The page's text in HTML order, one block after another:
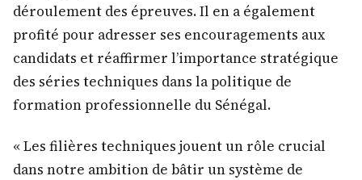
déroulement des épreuves. Il en a également
profité pour adresser ses encouragements aux
candidats et réaffirmer l’importance stratégique
des séries techniques dans la politique de
formation professionnelle du Sénégal.
« Les filières techniques jouent un rôle crucial
dans notre ambition de bâtir un système de